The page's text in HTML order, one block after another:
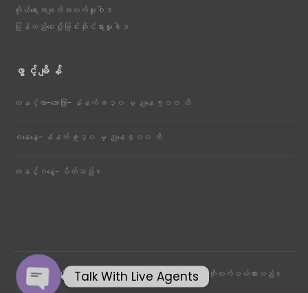
ကိုယ်ရေးအချက်အလက်မူဝါဒ
ပြန်လည်ပေးပို့ခြင်းဆိုင်ရာမူဝါဒ
ဖွင့်ချိန်
တနင်္လာ-သောကြာ- နံနက် ၈း၃၀ မှ ညနေ ၅း၀၀ ထိ
စနေနေ့- နံနက် ၉း၃၀ မှ ညနေ ၄း၀၀ ထိ
တနင်္ဂနွေ- ပိတ်သည်။
ultrabreakfluids Inc. © 2015 - 2025. မူပိုင်ခွင့်ကိုလက်ဝယ်ထားသည်။
Talk With Live Agents